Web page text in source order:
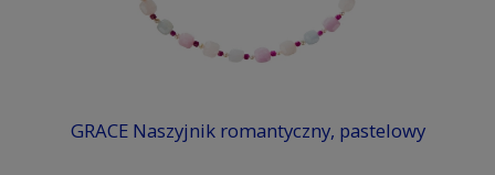
GRACE Naszyjnik romantyczny, pastelowy